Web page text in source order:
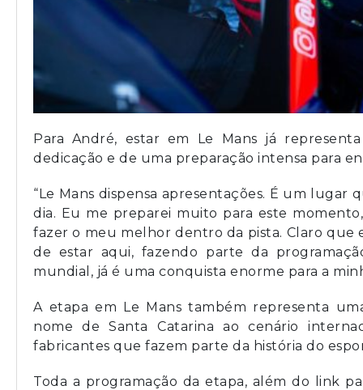
Para André, estar em Le Mans já
dedicação e de uma preparação intensa para
“Le Mans dispensa apresentações. É um
dia. Eu me preparei muito para este
fazer o meu melhor dentro da pista. Claro que
de estar aqui, fazendo parte da
mundial, já é uma conquista enorme para a
A etapa em Le Mans também representa
nome de Santa Catarina ao cenário
fabricantes que fazem parte da história do
Toda a programação da etapa, além do link